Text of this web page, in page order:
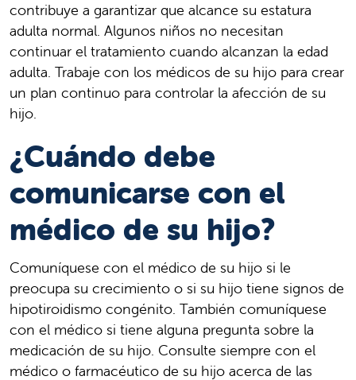
contribuye a garantizar que alcance su estatura
adulta normal. Algunos niños no necesitan
continuar el tratamiento cuando alcanzan la edad
adulta. Trabaje con los médicos de su hijo para crear
un plan continuo para controlar la afección de su
hijo.
¿Cuándo debe
comunicarse con el
médico de su hijo?
Comuníquese con el médico de su hijo si le
preocupa su crecimiento o si su hijo tiene signos de
hipotiroidismo congénito. También comuníquese
con el médico si tiene alguna pregunta sobre la
medicación de su hijo. Consulte siempre con el
médico o farmacéutico de su hijo acerca de las